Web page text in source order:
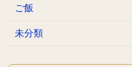
ご飯
未分類